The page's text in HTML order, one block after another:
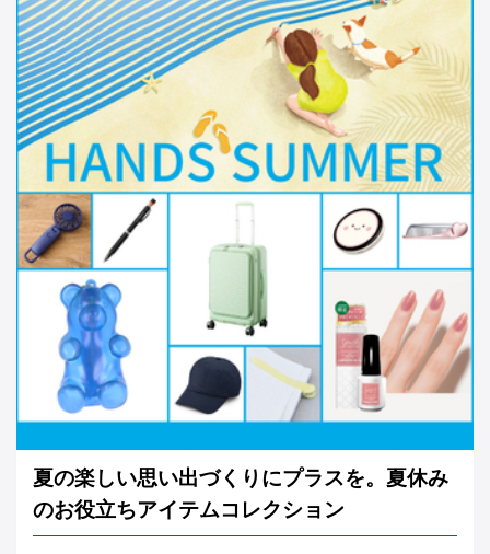
夏の楽しい思い出づくりにプラスを。夏休み
のお役立ちアイテムコレクション